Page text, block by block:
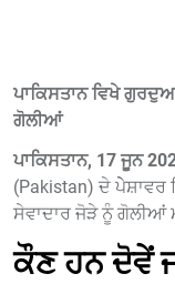
ਪਾਕਿਸਤਾਨ ਵਿਖੇ
ਗੋਲੀਆਂ
ਪਾਕਿਸਤਾਨ, 17 ਜੂਨ
(Pakistan) ਦੇ
ਸੇਵਾਦਾਰ ਜੋੜੇ ਨੂੰ ਗੋਲੀਆਂ
ਕੌਣ ਹਨ ਦੋਵੇਂ